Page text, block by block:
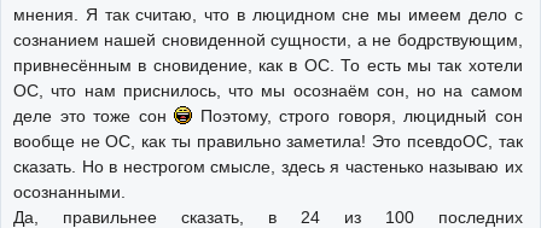
мнения. Я так считаю, что в люцидном сне мы имеем дело с
сознанием нашей сновиденной сущности, а не бодрствующим,
привнесённым в сновидение, как в ОС. То есть мы так хотели
ОС, что нам приснилось, что мы осознаём сон, но на самом
деле это тоже сон
Поэтому, строго говоря, люцидный сон
вообще не ОС, как ты правильно заметила! Это псевдоОС, так
сказать. Но в нестрогом смысле, здесь я частенько называю их
осознанными.
Да, правильнее сказать, в 24 из 100 последних